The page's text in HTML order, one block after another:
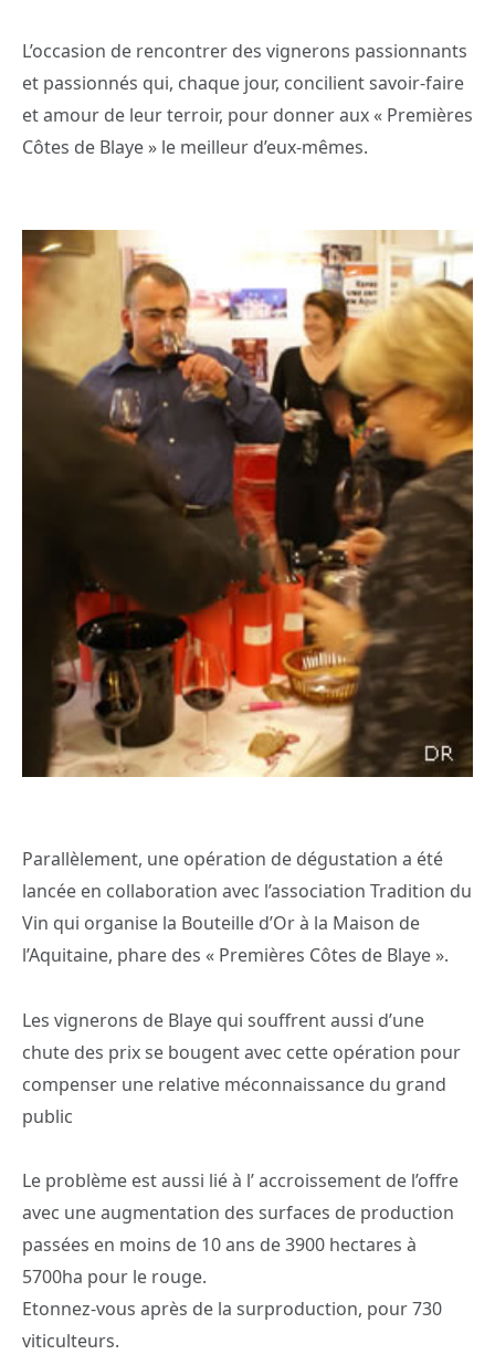
L’occasion de rencontrer des vignerons passionnants
et passionnés qui, chaque jour, concilient savoir-faire
et amour de leur terroir, pour donner aux « Premières
Côtes de Blaye » le meilleur d’eux-mêmes.
Parallèlement, une opération de dégustation a été
lancée en collaboration avec l’association Tradition du
Vin qui organise la Bouteille d’Or à la Maison de
l’Aquitaine, phare des « Premières Côtes de Blaye ».
Les vignerons de Blaye qui souffrent aussi d’une
chute des prix se bougent avec cette opération pour
compenser une relative méconnaissance du grand
public
Le problème est aussi lié à l’ accroissement de l’offre
avec une augmentation des surfaces de production
passées en moins de 10 ans de 3900 hectares à
5700ha pour le rouge.
Etonnez-vous après de la surproduction, pour 730
viticulteurs.